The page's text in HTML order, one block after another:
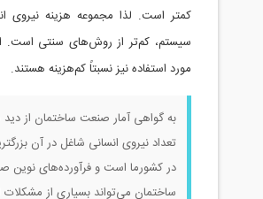
کمتر است. لذا مجموعه هزینه نیروی
سیستم، کم‌تر از روش‌های سنتی است.
مورد استفاده نیز نسبتاً کم‌هزینه هستند.
به گواهی آمار صنعت ساختمان از دید
تعداد نیروی انسانی شاغل در آن
در کشورما است و فرآورده‌های نوین
ساختمان می‌تواند بسیاری از